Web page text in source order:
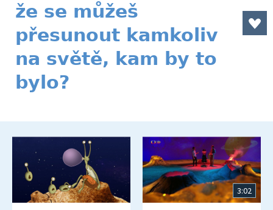
že se můžeš
přesunout kamkoliv
na světě, kam by to
bylo?
3:02